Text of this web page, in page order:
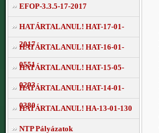
EFOP-3.3.5-17-2017
HATÁRTALANUL! HAT-17-01-
2017
HATÁRTALANUL! HAT-16-01-
0551
HATÁRTALANUL! HAT-15-05-
0293
HATÁRTALANUL! HAT-14-01-
0380
HATÁRTALANUL! HA-13-01-130
NTP Pályázatok